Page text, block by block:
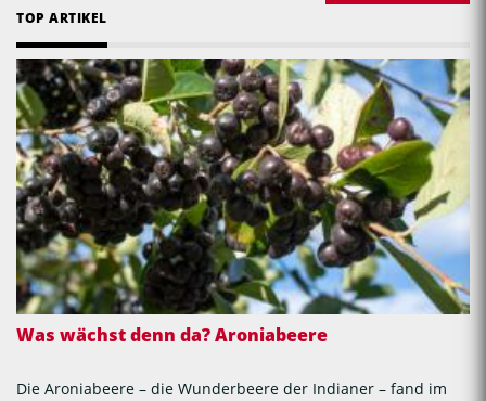
TOP ARTIKEL
Was wächst denn da? Aroniabeere
Die Aroniabeere – die Wunderbeere der Indianer – fand im